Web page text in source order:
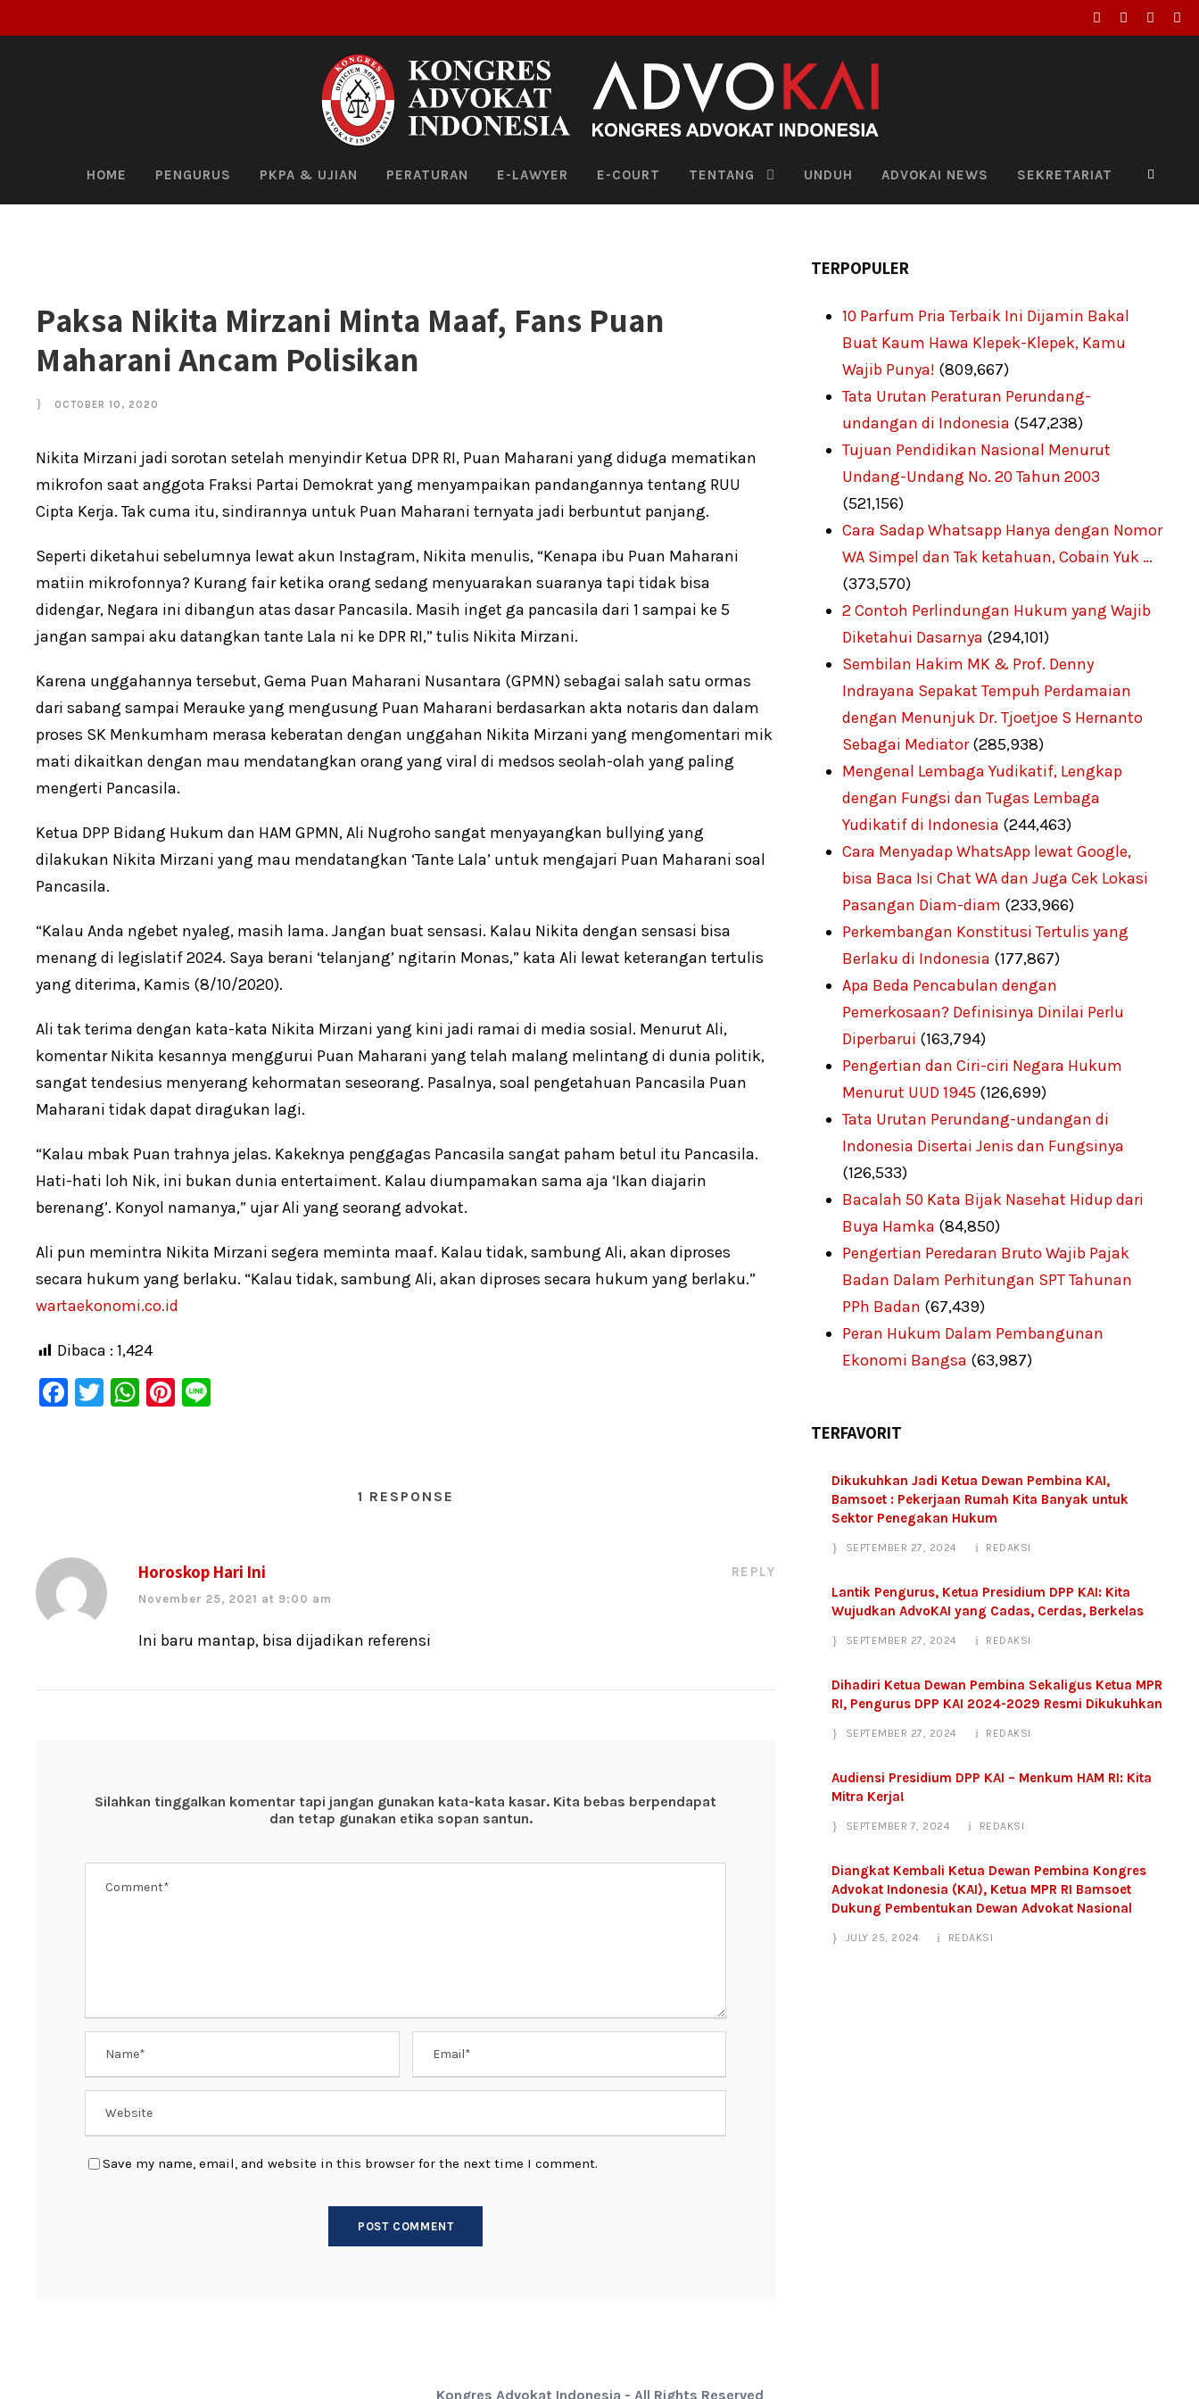
HOME PENGURUS PKPA & UJIAN PERATURAN E-LAWYER E-COURT TENTANG UNDUH ADVOKAI NEWS SEKRETARIAT
Paksa Nikita Mirzani Minta Maaf, Fans Puan
Maharani Ancam Polisikan
OCTOBER 10, 2020
Nikita Mirzani jadi sorotan setelah menyindir Ketua DPR RI, Puan Maharani yang diduga mematikan
mikrofon saat anggota Fraksi Partai Demokrat yang menyampaikan pandangannya tentang RUU
Cipta Kerja. Tak cuma itu, sindirannya untuk Puan Maharani ternyata jadi berbuntut panjang.
Seperti diketahui sebelumnya lewat akun Instagram, Nikita menulis, “Kenapa ibu Puan Maharani
matiin mikrofonnya? Kurang fair ketika orang sedang menyuarakan suaranya tapi tidak bisa
didengar, Negara ini dibangun atas dasar Pancasila. Masih inget ga pancasila dari 1 sampai ke 5
jangan sampai aku datangkan tante Lala ni ke DPR RI,” tulis Nikita Mirzani.
Karena unggahannya tersebut, Gema Puan Maharani Nusantara (GPMN) sebagai salah satu ormas
dari sabang sampai Merauke yang mengusung Puan Maharani berdasarkan akta notaris dan dalam
proses SK Menkumham merasa keberatan dengan unggahan Nikita Mirzani yang mengomentari mik
mati dikaitkan dengan mau mendatangkan orang yang viral di medsos seolah-olah yang paling
mengerti Pancasila.
Ketua DPP Bidang Hukum dan HAM GPMN, Ali Nugroho sangat menyayangkan bullying yang
dilakukan Nikita Mirzani yang mau mendatangkan ‘Tante Lala’ untuk mengajari Puan Maharani soal
Pancasila.
“Kalau Anda ngebet nyaleg, masih lama. Jangan buat sensasi. Kalau Nikita dengan sensasi bisa
menang di legislatif 2024. Saya berani ‘telanjang’ ngitarin Monas,” kata Ali lewat keterangan tertulis
yang diterima, Kamis (8/10/2020).
Ali tak terima dengan kata-kata Nikita Mirzani yang kini jadi ramai di media sosial. Menurut Ali,
komentar Nikita kesannya menggurui Puan Maharani yang telah malang melintang di dunia politik,
sangat tendesius menyerang kehormatan seseorang. Pasalnya, soal pengetahuan Pancasila Puan
Maharani tidak dapat diragukan lagi.
“Kalau mbak Puan trahnya jelas. Kakeknya penggagas Pancasila sangat paham betul itu Pancasila.
Hati-hati loh Nik, ini bukan dunia entertaiment. Kalau diumpamakan sama aja ‘Ikan diajarin
berenang’. Konyol namanya,” ujar Ali yang seorang advokat.
Ali pun memintra Nikita Mirzani segera meminta maaf. Kalau tidak, sambung Ali, akan diproses
secara hukum yang berlaku. “Kalau tidak, sambung Ali, akan diproses secara hukum yang berlaku.”
wartaekonomi.co.id
Dibaca : 1,424
F
o
k
T
W
p
Pi
1 RESPONSE
Horoskop Hari Ini
November 25, 2021 at 9:00 am
REPLY
Ini baru mantap, bisa dijadikan referensi
Silahkan tinggalkan komentar tapi jangan gunakan kata-kata kasar. Kita bebas berpendapat
dan tetap gunakan etika sopan santun.
Save my name, email, and website in this browser for the next time I comment.
TERPOPULER
10 Parfum Pria Terbaik Ini Dijamin Bakal
Buat Kaum Hawa Klepek-Klepek, Kamu
Wajib Punya! (809,667)
Tata Urutan Peraturan Perundang-
undangan di Indonesia (547,238)
Tujuan Pendidikan Nasional Menurut
Undang-Undang No. 20 Tahun 2003
(521,156)
Cara Sadap Whatsapp Hanya dengan Nomor
WA Simpel dan Tak ketahuan, Cobain Yuk …
(373,570)
2 Contoh Perlindungan Hukum yang Wajib
Diketahui Dasarnya (294,101)
Sembilan Hakim MK & Prof. Denny
Indrayana Sepakat Tempuh Perdamaian
dengan Menunjuk Dr. Tjoetjoe S Hernanto
Sebagai Mediator (285,938)
Mengenal Lembaga Yudikatif, Lengkap
dengan Fungsi dan Tugas Lembaga
Yudikatif di Indonesia (244,463)
Cara Menyadap WhatsApp lewat Google,
bisa Baca Isi Chat WA dan Juga Cek Lokasi
Pasangan Diam-diam (233,966)
Perkembangan Konstitusi Tertulis yang
Berlaku di Indonesia (177,867)
Apa Beda Pencabulan dengan
Pemerkosaan? Definisinya Dinilai Perlu
Diperbarui (163,794)
Pengertian dan Ciri-ciri Negara Hukum
Menurut UUD 1945 (126,699)
Tata Urutan Perundang-undangan di
Indonesia Disertai Jenis dan Fungsinya
(126,533)
Bacalah 50 Kata Bijak Nasehat Hidup dari
Buya Hamka (84,850)
Pengertian Peredaran Bruto Wajib Pajak
Badan Dalam Perhitungan SPT Tahunan
PPh Badan (67,439)
Peran Hukum Dalam Pembangunan
Ekonomi Bangsa (63,987)
TERFAVORIT
Dikukuhkan Jadi Ketua Dewan Pembina KAI,
Bamsoet : Pekerjaan Rumah Kita Banyak untuk
Sektor Penegakan Hukum
SEPTEMBER 27, 2024 REDAKSI
Lantik Pengurus, Ketua Presidium DPP KAI: Kita
Wujudkan AdvoKAI yang Cadas, Cerdas, Berkelas
SEPTEMBER 27, 2024 REDAKSI
Dihadiri Ketua Dewan Pembina Sekaligus Ketua MPR
RI, Pengurus DPP KAI 2024-2029 Resmi Dikukuhkan
SEPTEMBER 27, 2024 REDAKSI
Audiensi Presidium DPP KAI – Menkum HAM RI: Kita
Mitra Kerja!
SEPTEMBER 7, 2024 REDAKSI
Diangkat Kembali Ketua Dewan Pembina Kongres
Advokat Indonesia (KAI), Ketua MPR RI Bamsoet
Dukung Pembentukan Dewan Advokat Nasional
JULY 25, 2024 REDAKSI
Kongres Advokat Indonesia - All Rights Reserved